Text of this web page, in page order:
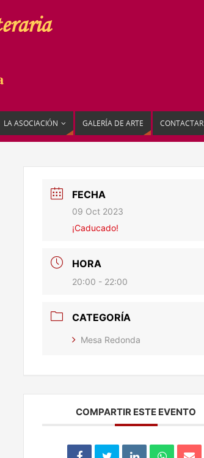
LA ASOCIACIÓN GALERÍA DE ARTE CONTACTAR
FECHA
09 Oct 2023
¡Caducado!
HORA
20:00 - 22:00
CATEGORÍA
Mesa Redonda
COMPARTIR ESTE EVENTO